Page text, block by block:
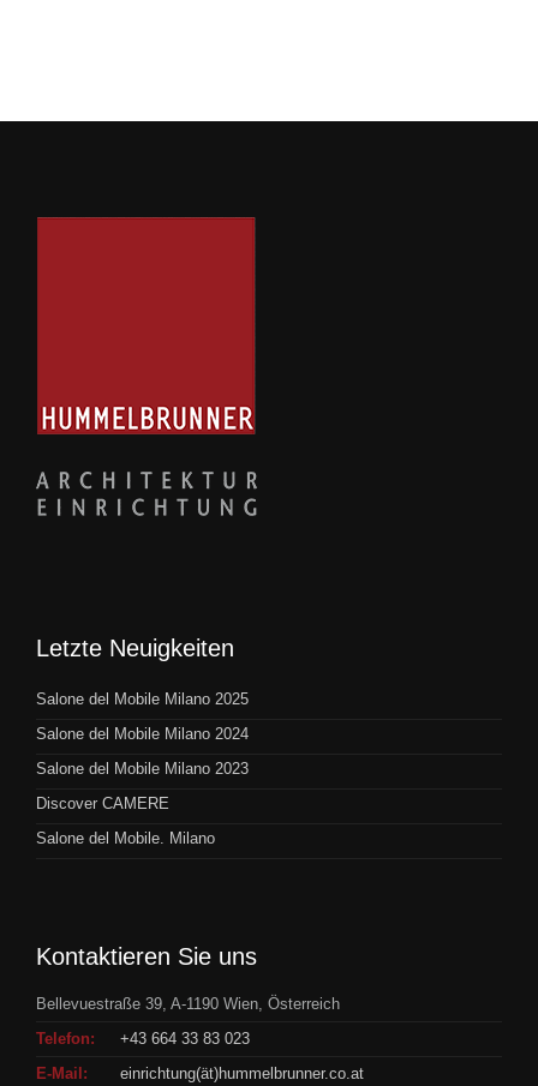
Letzte Neuigkeiten
Salone del Mobile Milano 2025
Salone del Mobile Milano 2024
Salone del Mobile Milano 2023
Discover CAMERE
Salone del Mobile. Milano
Kontaktieren Sie uns
Bellevuestraße 39, A-1190 Wien, Österreich
Telefon:
+43 664 33 83 023
E-Mail:
einrichtung(ät)hummelbrunner.co.at